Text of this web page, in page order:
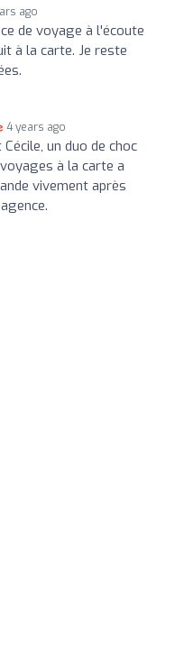
ago
de voyage à l'écoute
à la carte. Je reste
4 years ago
un duo de choc
à la carte a
vivement après